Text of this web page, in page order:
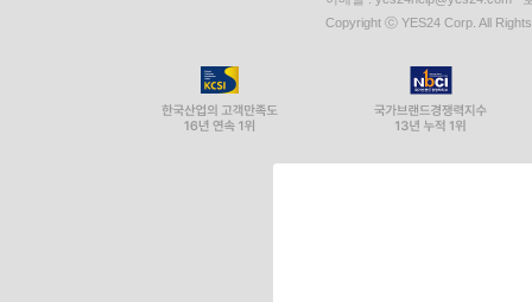
Copyright ⓒ YES24 Corp. All